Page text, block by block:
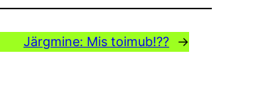
Järgmine: Mis toimub!?? →